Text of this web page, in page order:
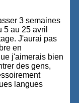
3 semaines
5 au 25 avril
J'aurai pas
en
j'aimerais bien
des gens,
langues